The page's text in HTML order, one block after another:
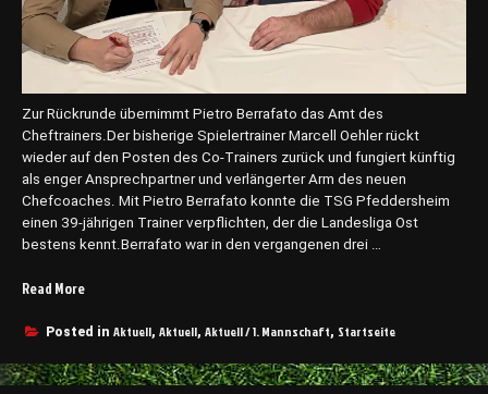
o
n
r
d
e
s
H
a
l
l
u
p
2
Zur Rückrunde übernimmt Pietro Berrafato das Amt des
Cheftrainers.Der bisherige Spielertrainer Marcell Oehler rückt
wieder auf den Posten des Co-Trainers zurück und fungiert künftig
als enger Ansprechpartner und verlängerter Arm des neuen
Chefcoaches. Mit Pietro Berrafato konnte die TSG Pfeddersheim
einen 39-jährigen Trainer verpflichten, der die Landesliga Ost
bestens kennt.Berrafato war in den vergangenen drei …
Read More
i
T
Posted in Aktuell, Aktuell, Aktuell / 1. Mannschaft, Startseite